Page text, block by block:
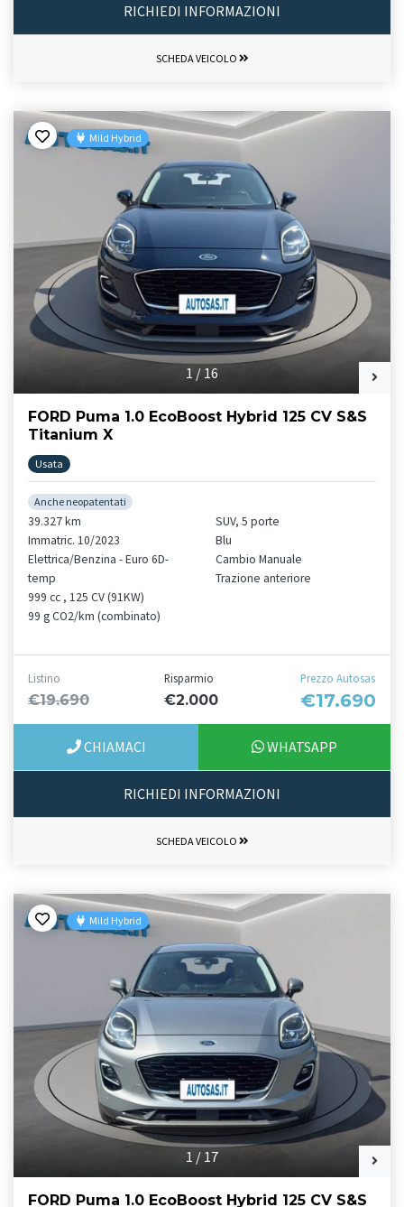
RICHIEDI INFORMAZIONI
SCHEDA VEICOLO
1 / 16
Mild Hybrid
FORD Puma 1.0 EcoBoost Hybrid 125 CV S&S
Titanium X
Usata
Anche neopatentati
39.327 km
Immatric. 10/2023
Elettrica/Benzina - Euro 6D-
temp
999 cc , 125 CV (91KW)
99 g CO2/km (combinato)
SUV, 5 porte
Blu
Cambio Manuale
Trazione anteriore
Listino
€19.690
Risparmio
€2.000
Prezzo Autosas
€17.690
CHIAMACI WHATSAPP
RICHIEDI INFORMAZIONI
SCHEDA VEICOLO
1 / 17
Mild Hybrid
FORD Puma 1.0 EcoBoost Hybrid 125 CV S&S